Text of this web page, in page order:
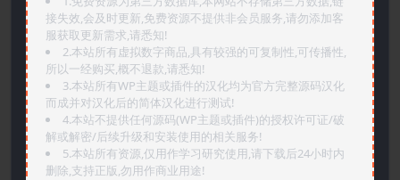
接失效,会及时更新,免费资源不提供非会员服务,请勿添加客
服获取更新需求,请悉知!
2.本站所有虚拟数字商品,具有较强的可复制性,可传播性,
所以一经购买,概不退款,请悉知!
3.本站所有WP主题或插件的汉化均为官方完整源码汉化
而成并对汉化后的简体汉化进行测试!
4.本站不提供任何源码(WP主题或插件)的授权许可证/破
解或解密/后续升级和安装使用的相关服务!
5.本站所有资源,仅用作学习研究使用,请下载后24小时内
删除,支持正版,勿用作商业用途!